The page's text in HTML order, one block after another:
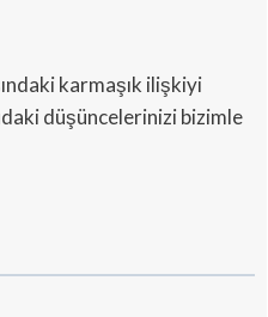
karmaşık ilişkiyi
düşüncelerinizi bizimle